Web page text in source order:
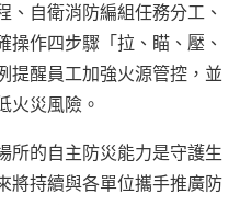
、自衛消防編組任務分工、
作四步驟「拉、瞄、壓、
提醒員工加強火源管控，並
火災風險。
所的自主防災能力是守護生
將持續與各單位攜手推廣防